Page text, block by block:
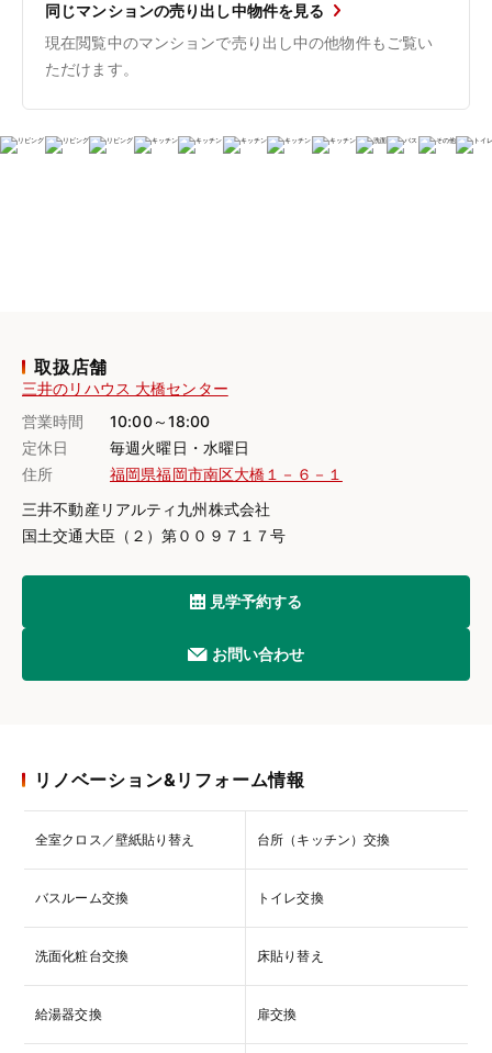
同じマンションの売り出し中物件を見る
現在閲覧中のマンションで売り出し中の他物件もご覧い
ただけます。
取扱店舗
三井のリハウス 大橋センター
営業時間
10:00～18:00
定休日
毎週火曜日・水曜日
住所
福岡県福岡市南区大橋１－６－１
三井不動産リアルティ九州株式会社
国土交通大臣（２）第００９７１７号
見学予約する
お問い合わせ
リノベーション&リフォーム情報
全室クロス／壁紙貼り替え 台所（キッチン）交換
バスルーム交換 トイレ交換
洗面化粧台交換 床貼り替え
給湯器交換 扉交換